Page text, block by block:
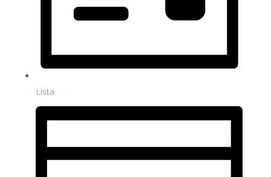
Lista